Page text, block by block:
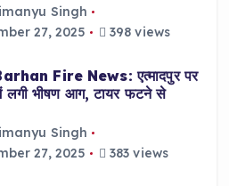
Singh
27, 2025
398 views
Fire News: एत्मादपुर पर
लगी भीषण आग, टायर फटने से
Singh
27, 2025
383 views